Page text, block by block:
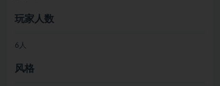
玩家人数
6人
风格